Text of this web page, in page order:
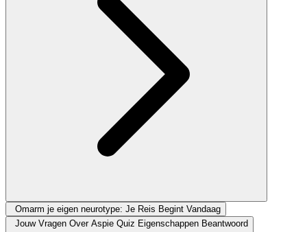
Omarm je eigen neurotype: Je Reis Begint Vandaag
Jouw Vragen Over Aspie Quiz Eigenschappen Beantwoord